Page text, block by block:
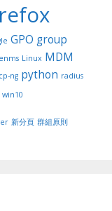
GPO group
Linux MDM
ng python radius
win10
新分頁 群組原則